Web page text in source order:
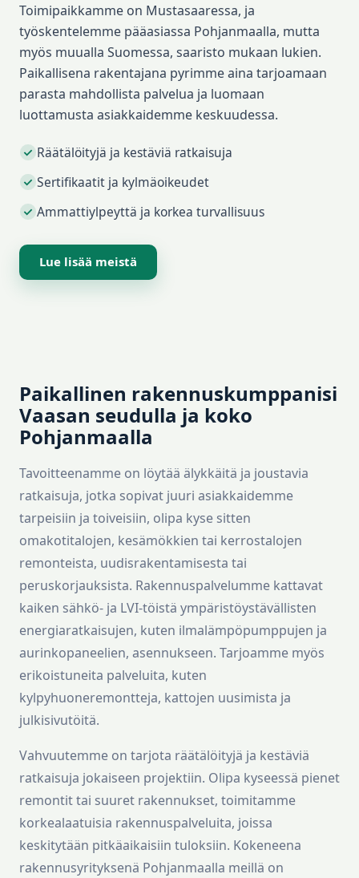
Toimipaikkamme on Mustasaaressa, ja
työskentelemme pääasiassa Pohjanmaalla, mutta
myös muualla Suomessa, saaristo mukaan lukien.
Paikallisena rakentajana pyrimme aina tarjoamaan
parasta mahdollista palvelua ja luomaan
luottamusta asiakkaidemme keskuudessa.
Räätälöityjä ja kestäviä ratkaisuja
Sertifikaatit ja kylmäoikeudet
Ammattiylpeyttä ja korkea turvallisuus
Lue lisää meistä
Paikallinen rakennuskumppanisi
Vaasan seudulla ja koko
Pohjanmaalla
Tavoitteenamme on löytää älykkäitä ja joustavia
ratkaisuja, jotka sopivat juuri asiakkaidemme
tarpeisiin ja toiveisiin, olipa kyse sitten
omakotitalojen, kesämökkien tai kerrostalojen
remonteista, uudisrakentamisesta tai
peruskorjauksista. Rakennuspalvelumme kattavat
kaiken sähkö- ja LVI-töistä ympäristöystävällisten
energiaratkaisujen, kuten ilmalämpöpumppujen ja
aurinkopaneelien, asennukseen. Tarjoamme myös
erikoistuneita palveluita, kuten
kylpyhuoneremontteja, kattojen uusimista ja
julkisivutöitä.
Vahvuutemme on tarjota räätälöityjä ja kestäviä
ratkaisuja jokaiseen projektiin. Olipa kyseessä pienet
remontit tai suuret rakennukset, toimitamme
korkealaatuisia rakennuspalveluita, joissa
keskitytään pitkäaikaisiin tuloksiin. Kokeneena
rakennusyrityksenä Pohjanmaalla meillä on